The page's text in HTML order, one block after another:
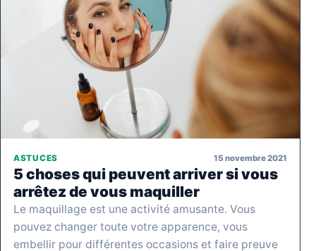
ASTUCES 15 novembre 2021
5 choses qui peuvent arriver si vous
arrêtez de vous maquiller
Le maquillage est une activité amusante. Vous
pouvez changer toute votre apparence, vous
embellir pour différentes occasions et faire preuve